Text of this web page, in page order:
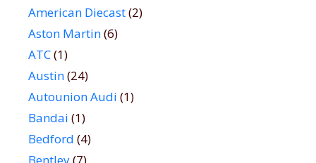
American Diecast(2)
Aston Martin(6)
ATC(1)
Austin(24)
Autounion Audi (1)
Bandai (1)
Bedford (4)
Bentley(7)